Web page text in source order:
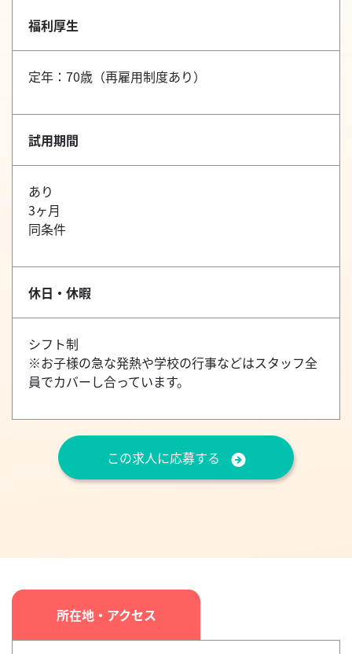
福利厚生
定年：70歳（再雇用制度あり）
試用期間
あり
3ヶ月
同条件
休日・休暇
シフト制
※お子様の急な発熱や学校の行事などはスタッフ全
員でカバーし合っています。
この求人に応募する
所在地・アクセス